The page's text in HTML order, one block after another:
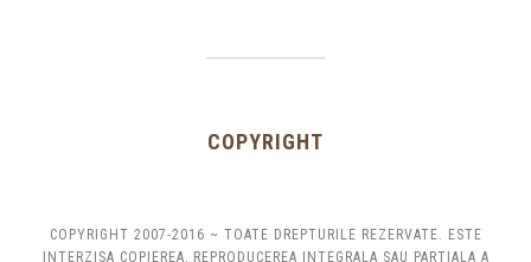
COPYRIGHT
COPYRIGHT 2007-2016 ~ TOATE DREPTURILE REZERVATE. ESTE
INTERZISA COPIEREA, REPRODUCEREA INTEGRALA SAU PARTIALA A